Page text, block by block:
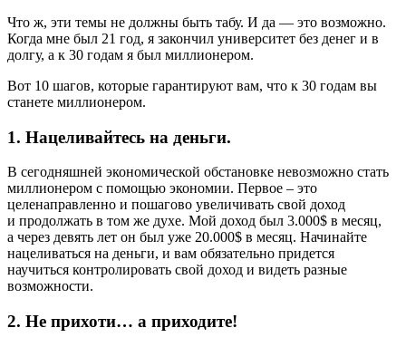
Что ж, эти темы не должны быть табу. И да — это возможно.
Когда мне был 21 год, я закончил университет без денег и в
долгу, а к 30 годам я был миллионером.
Вот 10 шагов, которые гарантируют вам, что к 30 годам вы
станете миллионером.
1. Нацеливайтесь на деньги.
В сегодняшней экономической обстановке невозможно стать
миллионером с помощью экономии. Первое – это
целенаправленно и пошагово увеличивать свой доход
и продолжать в том же духе. Мой доход был 3.000$ в месяц,
а через девять лет он был уже 20.000$ в месяц. Начинайте
нацеливаться на деньги, и вам обязательно придется
научиться контролировать свой доход и видеть разные
возможности.
2. Не прихоти… а приходите!